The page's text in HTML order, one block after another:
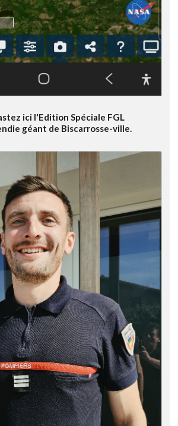
ici l'Edition Spéciale FGL
géant de Biscarrosse-ville.